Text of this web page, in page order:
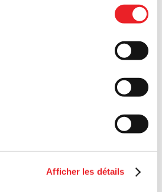
Afficher les détails